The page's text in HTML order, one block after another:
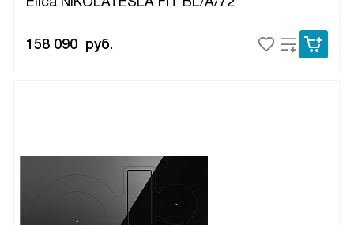
158 090 руб.